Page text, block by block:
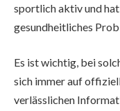
sportlich aktiv und
gesundheitliches
Es ist wichtig, bei
sich immer auf
verlässlichen